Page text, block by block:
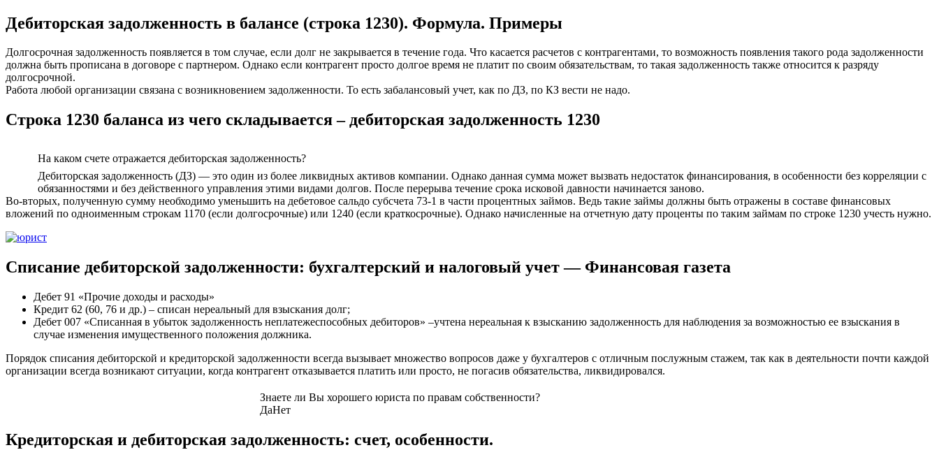
Дебиторская задолженность в балансе (строка 1230). Формула. Примеры
Долгосрочная задолженность появляется в том случае, если долг не закрывается в течение года. Что касается расчетов с контрагентами, то возможность появления такого рода задолженности
должна быть прописана в договоре с партнером. Однако если контрагент просто долгое время не платит по своим обязательствам, то такая задолженность также относится к разряду
долгосрочной.
Работа любой организации связана с возникновением задолженности. То есть забалансовый учет, как по ДЗ, по КЗ вести не надо.
Строка 1230 баланса из чего складывается – дебиторская задолженность 1230
На каком счете отражается дебиторская задолженность?
Дебиторская задолженность (ДЗ) — это один из более ликвидных активов компании. Однако данная сумма может вызвать недостаток финансирования, в особенности без корреляции с
обязанностями и без действенного управления этими видами долгов. После перерыва течение срока исковой давности начинается заново.
Во-вторых, полученную сумму необходимо уменьшить на дебетовое сальдо субсчета 73-1 в части процентных займов. Ведь такие займы должны быть отражены в составе финансовых
вложений по одноименным строкам 1170 (если долгосрочные) или 1240 (если краткосрочные). Однако начисленные на отчетную дату проценты по таким займам по строке 1230 учесть нужно.
Списание дебиторской задолженности: бухгалтерский и налоговый учет — Финансовая газета
Дебет 91 «Прочие доходы и расходы»
Кредит 62 (60, 76 и др.) – списан нереальный для взыскания долг;
Дебет 007 «Списанная в убыток задолженность неплатежеспособных дебиторов» –учтена нереальная к взысканию задолженность для наблюдения за возможностью ее взыскания в
случае изменения имущественного положения должника.
Порядок списания дебиторской и кредиторской задолженности всегда вызывает множество вопросов даже у бухгалтеров с отличным послужным стажем, так как в деятельности почти каждой
организации всегда возникают ситуации, когда контрагент отказывается платить или просто, не погасив обязательства, ликвидировался.
Знаете ли Вы хорошего юриста по правам собственности?
ДаНет
Кредиторская и дебиторская задолженность: счет, особенности.